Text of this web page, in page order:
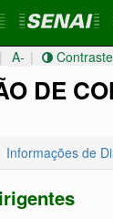
| A- | Contraste
DE
Informações de